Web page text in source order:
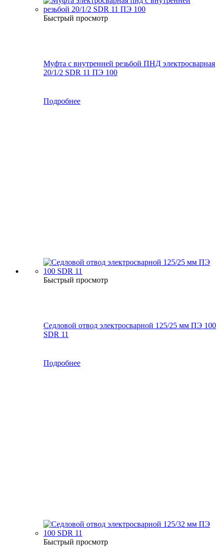
Быстрый просмотр
Муфта с внутренней резьбой ПНД электросварная
20/1/2 SDR 11 ПЭ 100
Подробнее
Быстрый просмотр
Седловой отвод электросварной 125/25 мм ПЭ 100
SDR 11
Подробнее
Быстрый просмотр